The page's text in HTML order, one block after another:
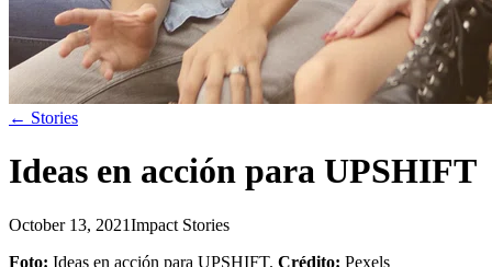
← Stories
Ideas en acción para UPSHIFT
October 13, 2021Impact Stories
Foto: Ideas en acción para UPSHIFT. Crédito: Pexels